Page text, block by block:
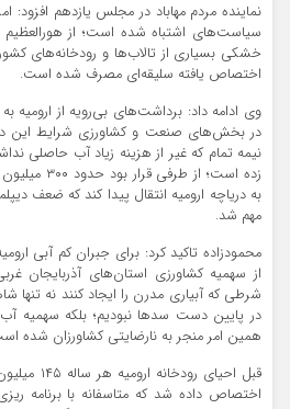
نماینده مردم مهاباد در مجلس یازدهم افزود:
سیاست‌های اشتباه شده است؛ از هورالعظیم
خشکی بسیاری از تالاب‌ها و رودخانه‌های
اختصاص یافته سلیقه‌ای مصرف شده است.
وی ادامه داد: برداشت‌های بی‌رویه از ارومیه
در بخش‌های صنعت و کشاورزی شرایط این
زده است؛ از
به دریاچه ارومیه انتقال پیدا کند که ضعف
مهم شد.
از سهمیه کشاورزی استان‌های آذربایجان
شرطی که آبیاری مدرن را ایجاد کنند نه تنها
در پایین دست سدها نبودیم؛ بلکه سهمیه
همین امر منجر به نارضایتی کشاورزان شده
قبل احیای
اختصاص داده شد که متاسفانه با برنامه